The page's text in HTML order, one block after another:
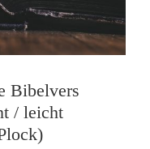
Bibelvers
/ leicht